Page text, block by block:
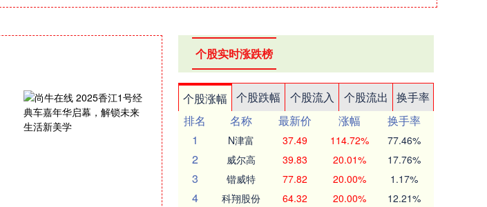
个股实时涨跌榜
个股涨幅 个股跌幅 个股流入 个股流出
换手率
排名
名称 最新价 涨幅
换手率
1
N津富 37.49 114.72% 77.46%
2 威尔高 39.83 20.01% 17.76%
3 锴威特 77.82 20.00% 1.17%
4 科翔股份 64.32 20.00% 12.21%